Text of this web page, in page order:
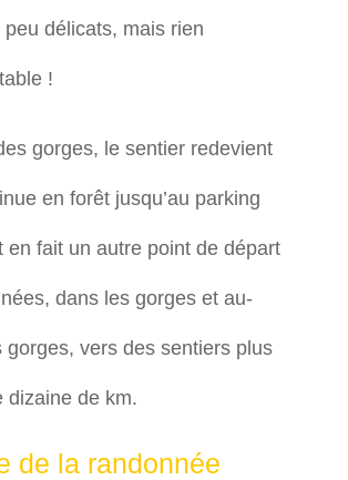
délicats, mais rien
!
gorges, le sentier redevient
en forêt jusqu’au parking
en fait un autre point de départ
dans les gorges et au-
gorges, vers des sentiers plus
dizaine de km.
de la randonnée